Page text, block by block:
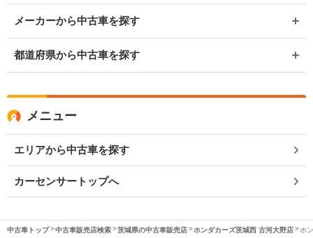
メーカーから中古車を探す
都道府県から中古車を探す
メニュー
エリアから中古車を探す
カーセンサートップへ
中古車トップ 中古車販売店検索 茨城県の中古車販売店 ホンダカーズ茨城西 古河大野店 ホ